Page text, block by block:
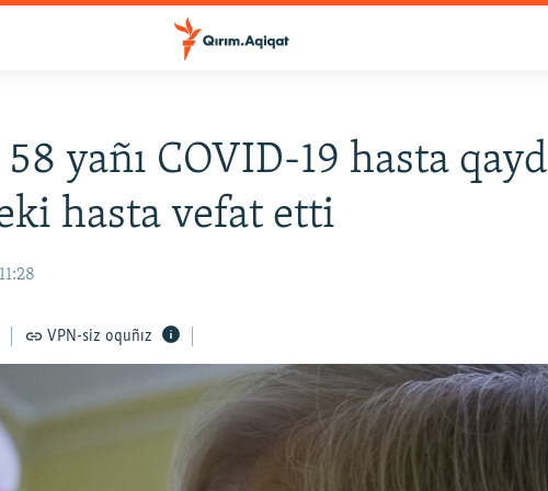
yañı COVID-19 hasta qayd
hasta vefat etti
VPN-siz oquñız